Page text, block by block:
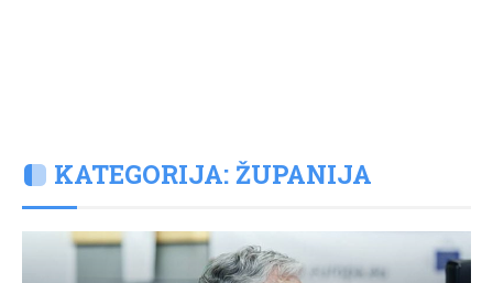
KATEGORIJA: ŽUPANIJA